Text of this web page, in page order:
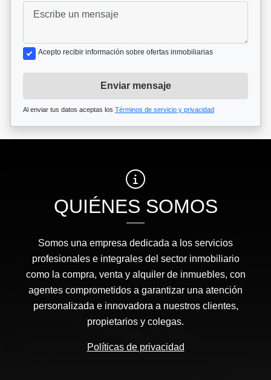
Acepto recibir información sobre ofertas inmobiliarias
Enviar mensaje
Al enviar tus datos aceptas los Términos de servicio y privacidad
QUIÉNES SOMOS
Somos una empresa dedicada a los servicios
profesionales e integrales del sector inmobiliario
como la compra, venta y alquiler de inmuebles, con
agentes comprometidos a garantizar una atención
personalizada e innovadora a nuestros clientes,
propietarios y colegas.
Políticas de privacidad